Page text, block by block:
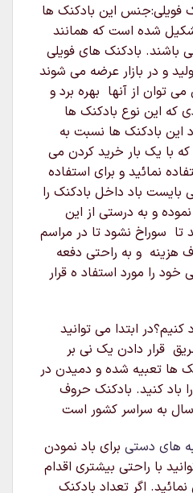
فویلی:جنس این بادکنک ها
شده است که همانند
باشند. بادکنک های فویلی
و در بازار عرضه می شوند
توان از آنها بهره برد و
که این نوع بادکنک ها
این بادکنک ها نسبت به
با یک بار خرید کردن می
نمائید و برای استفاده
باد داخل بادکنک را
و به درستی از این
تا سوراخ نشود تا در مراسم
و به راحتی دفعه
خود را مورد استفاد ه قرار
کنیم؟در ابتدا می توانید
قرار دادن یک نی بر
ها تعبیه شده و دمیدن در
باد کنید. بادکنک حروف
های دستی برای باد نمودن
با راحتی بیشتری اقدام
اگر تعداد بادکنک